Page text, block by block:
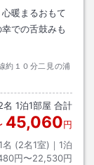
暖まるおもて
での舌鼓みも
約１０分二見の浦
名 1泊1部屋 合計
45,060円
名 (2名1室)｜ 1泊
円〜22,530円